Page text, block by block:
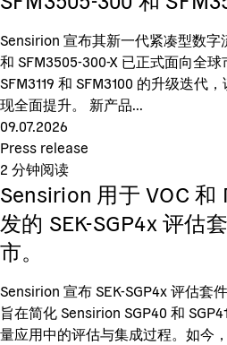
Sensirion 宣布其新一代紧凑型数字
和 SFM3505-300-X 已正式面向全
SFM3119 和 SFM3100 的升级迭代
现全面提升。 新产品...
09.07.2026
Press release
2 分钟阅读
Sensirion 用于 VOC 和
发的 SEK-SGP4x 评估
市。
Sensirion 宣布 SEK-SGP4x 评估套
旨在简化 Sensirion SGP40 和
量应用中的评估与集成过程。如今